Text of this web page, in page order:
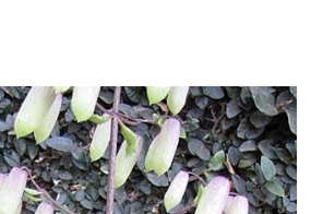
alturas já estava do tamanho da
soubemos que tínhamos um pé de angico.
onde tinham plantado as mudas havia muito
viajou junto. Pensamos mudá-lo para